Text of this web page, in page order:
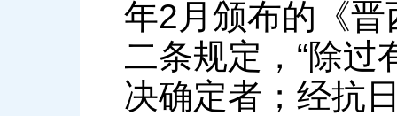
年2月颁布的《
二条规定，“除过
决确定者；经抗